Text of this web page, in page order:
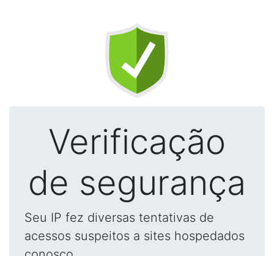
Verificação
de segurança
Seu IP fez diversas tentativas de
acessos suspeitos a sites hospedados